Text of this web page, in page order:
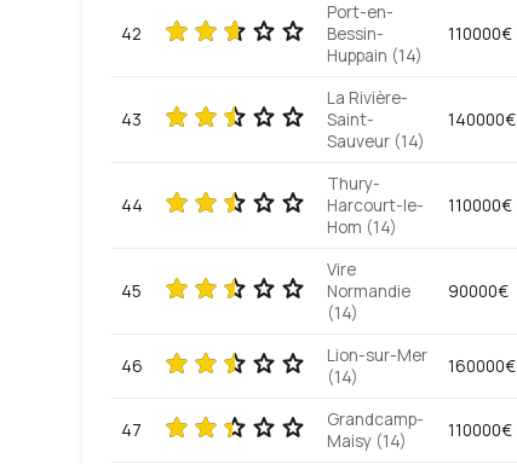
42
Port-en-
Bessin-
Huppain (14)
110000€
43
La Rivière-
Saint-
Sauveur (14)
140000€
44
Thury-
Harcourt-le-
Hom (14)
110000€
45
Vire
Normandie
(14)
90000€
46
Lion-sur-Mer
(14)
160000€
47
Grandcamp-
Maisy (14)
110000€